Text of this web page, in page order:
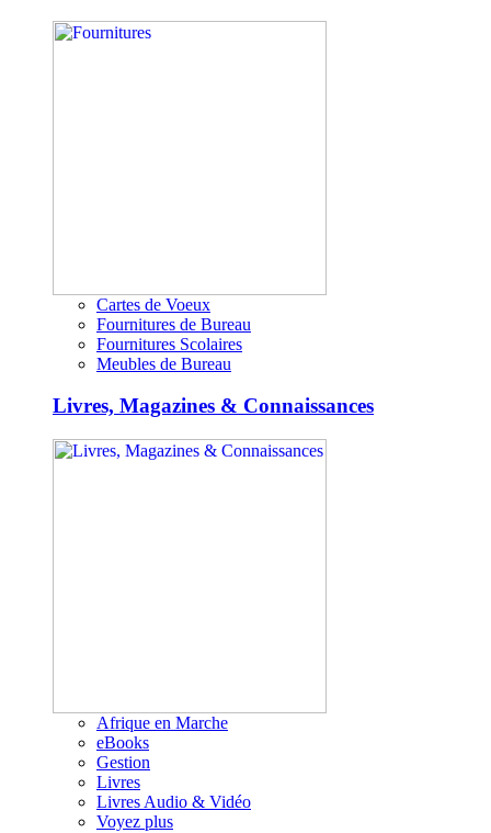
Cartes de Voeux
Fournitures de Bureau
Fournitures Scolaires
Meubles de Bureau
Livres, Magazines & Connaissances
Afrique en Marche
eBooks
Gestion
Livres
Livres Audio & Vidéo
Voyez plus